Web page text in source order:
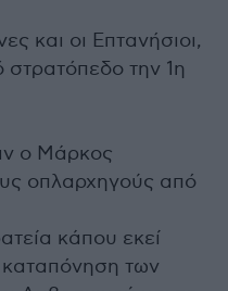
και οι Επτανήσιοι,
την 1η
ο Μάρκος
οπλαρχηγούς από
κάπου εκεί
καταπόνηση των